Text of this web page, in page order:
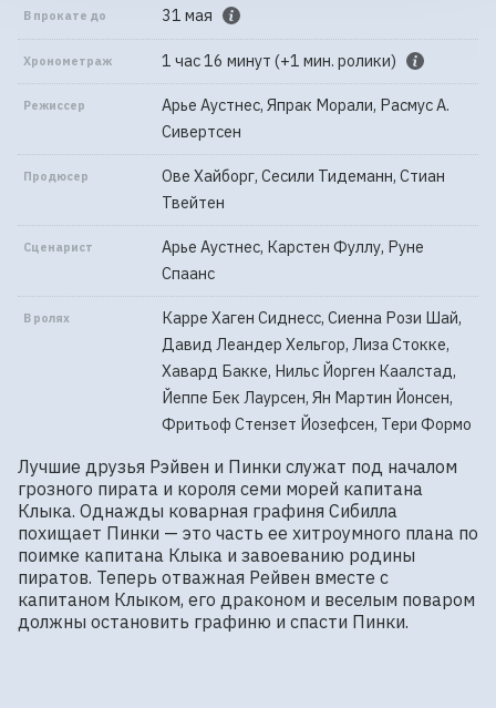
В прокате до 31 мая
Хронометраж 1 час 16 минут (+1 мин. ролики)
Режиссер
Арье Аустнес, Япрак Морали, Расмус А.
Сивертсен
Продюсер
Ове Хайборг, Сесили Тидеманн, Стиан
Твейтен
Сценарист
Арье Аустнес, Карстен Фуллу, Руне
Спаанс
В ролях
Карре Хаген Сиднесс, Сиенна Рози Шай,
Давид Леандер Хельгор, Лиза Стокке,
Хавард Бакке, Нильс Йорген Каалстад,
Йеппе Бек Лаурсен, Ян Мартин Йонсен,
Фритьоф Стензет Йозефсен, Тери Формо
Лучшие друзья Рэйвен и Пинки служат под началом
грозного пирата и короля семи морей капитана
Клыка. Однажды коварная графиня Сибилла
похищает Пинки — это часть ее хитроумного плана по
поимке капитана Клыка и завоеванию родины
пиратов. Теперь отважная Рейвен вместе с
капитаном Клыком, его драконом и веселым поваром
должны остановить графиню и спасти Пинки.